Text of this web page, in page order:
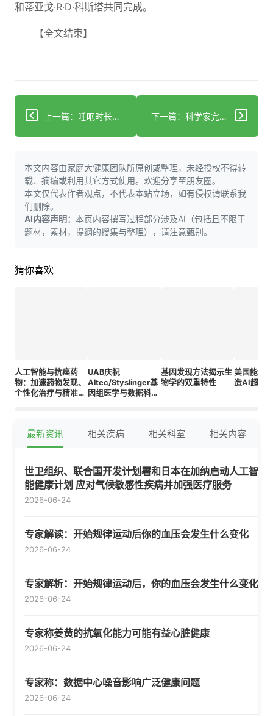
和蒂亚戈·R·D·科斯塔共同完成。
【全文结束】
上一篇：睡眠时长与女性冠心病的前瞻性研究 下一篇：科学家完成哺乳动物发育脑细胞图谱初稿
本文内容由家庭大健康团队所原创或整理，未经授权不得转
载、摘编或利用其它方式使用。欢迎分享至朋友圈。
本文仅代表作者观点，不代表本站立场，如有侵权请联系我
们删除。
AI内容声明： 本页内容撰写过程部分涉及AI（包括且不限于
题材，素材，提纲的搜集与整理），请注意甄别。
猜你喜欢
人工智能与抗癌药
物：加速药物发现、
个性化治疗与精准肿
UAB庆祝
Altec/Styslinger基
因组医学与数据科学
基因发现方法揭示生
物学的双重特性
美国能源
造AI超级
最新资讯 相关疾病 相关科室 相关内容
世卫组织、联合国开发计划署和日本在加纳启动人工智
能健康计划 应对气候敏感性疾病并加强医疗服务
2026-06-24
专家解读：开始规律运动后你的血压会发生什么变化
2026-06-24
专家解析：开始规律运动后，你的血压会发生什么变化
2026-06-24
专家称姜黄的抗氧化能力可能有益心脏健康
2026-06-24
专家称：数据中心噪音影响广泛健康问题
2026-06-24